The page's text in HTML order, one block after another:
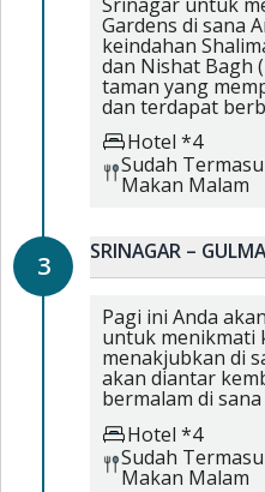
Gardens di sana
keindahan
dan Nishat Bagh
taman yang
dan terdapat
Hotel *4
Sudah
Makan Malam
3 SRINAGAR –
Pagi ini Anda
untuk menikmati
menakjubkan di
akan diantar
bermalam di sana
Hotel *4
Sudah
Makan Malam